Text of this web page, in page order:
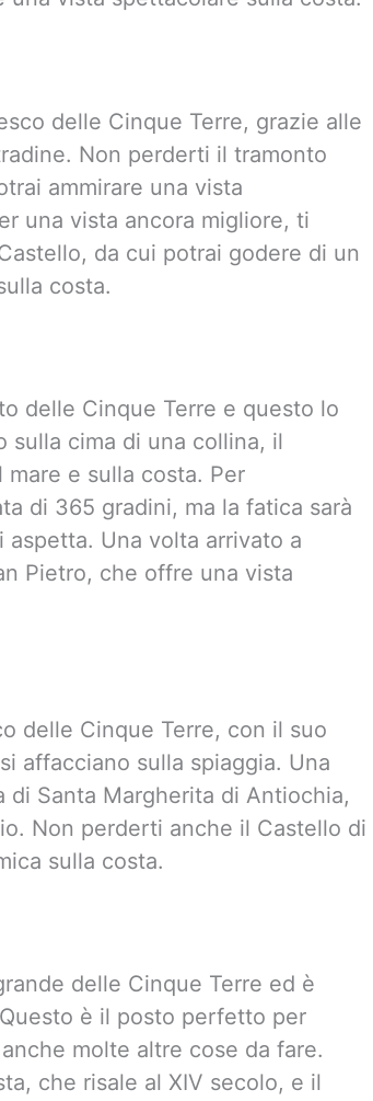
delle Cinque Terre, grazie alle
Non perderti il tramonto
ammirare una vista
una vista ancora migliore, ti
da cui potrai godere di un
costa.
delle Cinque Terre e questo lo
sulla cima di una collina, il
e sulla costa. Per
di 365 gradini, ma la fatica sarà
Una volta arrivato a
Pietro, che offre una vista
delle Cinque Terre, con il suo
affacciano sulla spiaggia. Una
Santa Margherita di Antiochia,
Non perderti anche il Castello di
sulla costa.
delle Cinque Terre ed è
è il posto perfetto per
molte altre cose da fare.
che risale al XIV secolo, e il